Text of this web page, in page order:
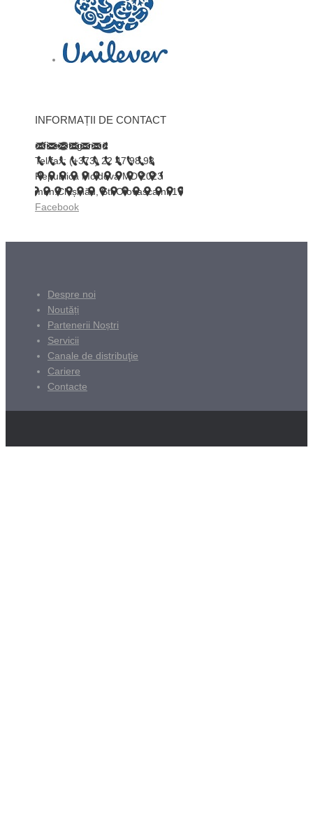
INFORMAȚII DE CONTACT
office@trigor.md
Tel/fax: (+373) 22 47 98 98
Republica Moldova MD 2023
mun.Chișinău, Str.Otovasca nr.17
Facebook
Despre noi
Noutăți
Partenerii Noștri
Servicii
Canale de distribuţie
Cariere
Contacte